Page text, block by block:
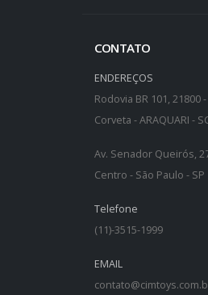
CONTATO
ENDEREÇOS
Rodovia BR 101, 21800
Corveta - ARAQUARI -
Av. Senador Queirós,
Centro - São Paulo - SP
Telefone
(11)-3515-1999
EMAIL